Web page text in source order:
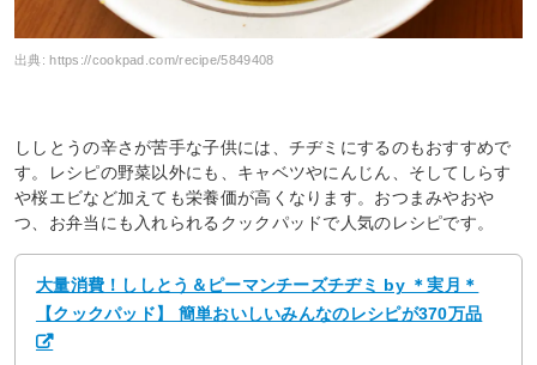
出典: https://cookpad.com/recipe/5849408
ししとうの辛さが苦手な子供には、チヂミにするのもおすすめで
す。レシピの野菜以外にも、キャベツやにんじん、そしてしらす
や桜エビなど加えても栄養価が高くなります。おつまみやおや
つ、お弁当にも入れられるクックパッドで人気のレシピです。
大量消費！ししとう＆ピーマンチーズチヂミ by ＊実月＊
【クックパッド】 簡単おいしいみんなのレシピが370万品